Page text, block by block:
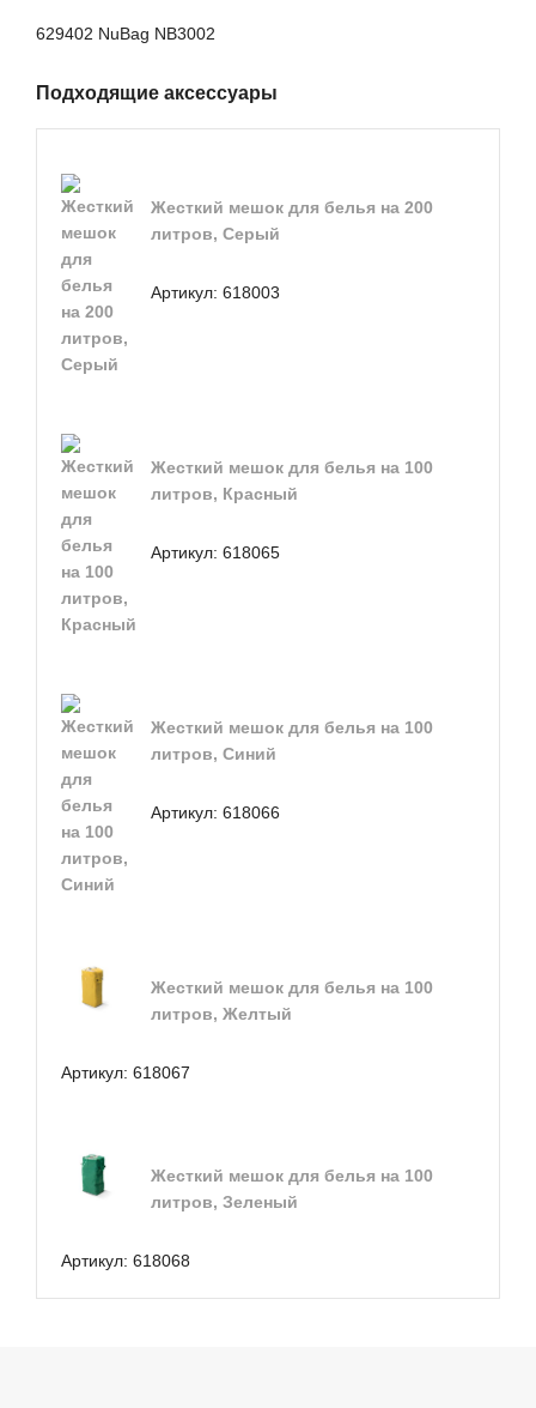
629402 NuBag NB3002
Подходящие аксессуары
Жесткий мешок для белья на 200
литров, Серый
Артикул: 618003
Жесткий мешок для белья на 100
литров, Красный
Артикул: 618065
Жесткий мешок для белья на 100
литров, Синий
Артикул: 618066
Жесткий мешок для белья на 100
литров, Желтый
Артикул: 618067
Жесткий мешок для белья на 100
литров, Зеленый
Артикул: 618068